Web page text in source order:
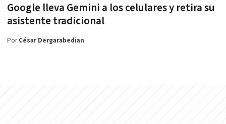
Google lleva Gemini a los celulares y retira su
asistente tradicional
PorCésar Dergarabedian